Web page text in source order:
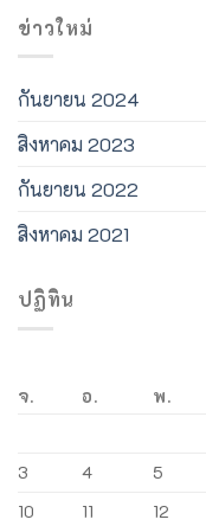
ข่าวใหม่
กันยายน 2024
สิงหาคม 2023
กันยายน 2022
สิงหาคม 2021
ปฏิทิน
จ. อ. พ.
3
4 5
10
11 12